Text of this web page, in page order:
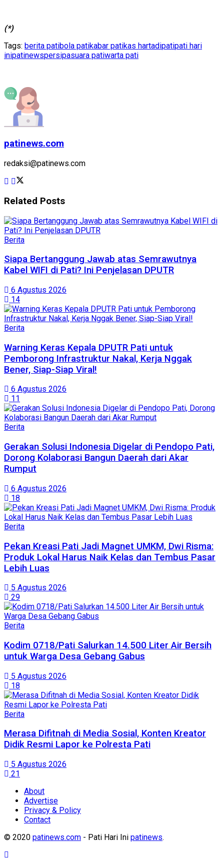
(*)
Tags: berita patibola patikabar patikas hartadipatipati hari
inipatinewspersipasuara patiwarta pati
patinews.com
redaksi@patinews.com
Related Posts
Berita
Siapa Bertanggung Jawab atas Semrawutnya
Kabel WIFI di Pati? Ini Penjelasan DPUTR
6 Agustus 2026
14
Berita
Warning Keras Kepala DPUTR Pati untuk
Pemborong Infrastruktur Nakal, Kerja Nggak
Bener, Siap-Siap Viral!
6 Agustus 2026
11
Berita
Gerakan Solusi Indonesia Digelar di Pendopo Pati,
Dorong Kolaborasi Bangun Daerah dari Akar
Rumput
6 Agustus 2026
18
Berita
Pekan Kreasi Pati Jadi Magnet UMKM, Dwi Risma:
Produk Lokal Harus Naik Kelas dan Tembus Pasar
Lebih Luas
5 Agustus 2026
29
Berita
Kodim 0718/Pati Salurkan 14.500 Liter Air Bersih
untuk Warga Desa Gebang Gabus
5 Agustus 2026
18
Berita
Merasa Difitnah di Media Sosial, Konten Kreator
Didik Resmi Lapor ke Polresta Pati
5 Agustus 2026
21
About
Advertise
Privacy & Policy
Contact
© 2020 patinews.com - Pati Hari Ini patinews.